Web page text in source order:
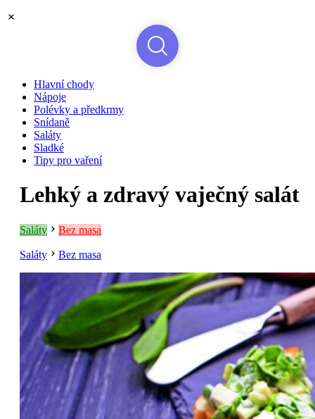
Hlavní chody
Nápoje
Polévky a předkrmy
Snídaně
Saláty
Sladké
Tipy pro vaření
Lehký a zdravý vaječný salát
Saláty Bez masa
Saláty Bez masa